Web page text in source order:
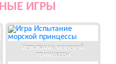
ИГРЫ
Испытание морской
принцессы